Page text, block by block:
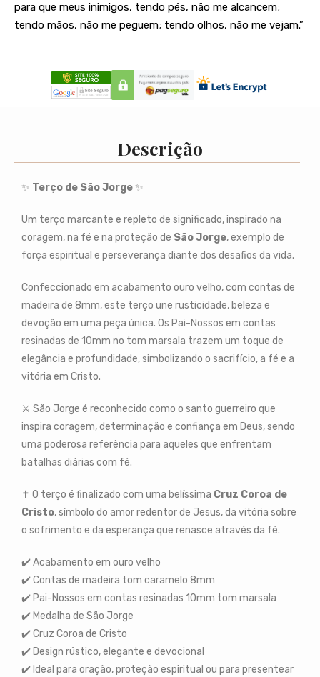
para que meus inimigos, tendo pés, não me alcancem;
tendo mãos, não me peguem; tendo olhos, não me vejam.”
Descrição
✨ Terço de São Jorge✨
Um terço marcante e repleto de significado, inspirado na
coragem, na fé e na proteção de São Jorge, exemplo de
força espiritual e perseverança diante dos desafios da vida.
Confeccionado em acabamento ouro velho, com contas de
madeira de 8mm, este terço une rusticidade, beleza e
devoção em uma peça única. Os Pai-Nossos em contas
resinadas de 10mm no tom marsala trazem um toque de
elegância e profundidade, simbolizando o sacrifício, a fé e a
vitória em Cristo.
⚔️ São Jorge é reconhecido como o santo guerreiro que
inspira coragem, determinação e confiança em Deus, sendo
uma poderosa referência para aqueles que enfrentam
batalhas diárias com fé.
✝️ O terço é finalizado com uma belíssima Cruz Coroa de
Cristo, símbolo do amor redentor de Jesus, da vitória sobre
o sofrimento e da esperança que renasce através da fé.
✔️ Acabamento em ouro velho
✔️ Contas de madeira tom caramelo 8mm
✔️ Pai-Nossos em contas resinadas 10mm tom marsala
✔️ Medalha de São Jorge
✔️ Cruz Coroa de Cristo
✔️ Design rústico, elegante e devocional
✔️ Ideal para oração, proteção espiritual ou para presentear